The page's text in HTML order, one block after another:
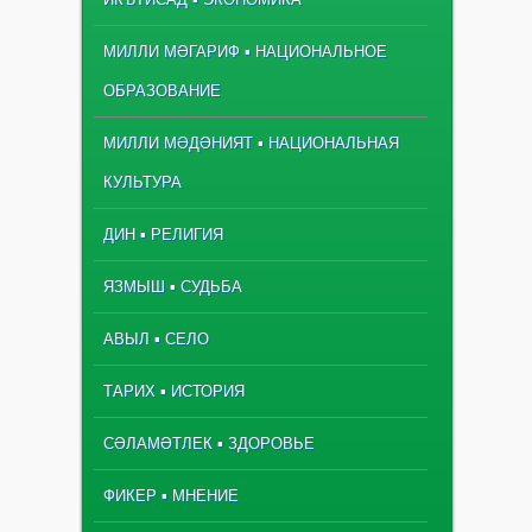
МИЛЛИ МӘГАРИФ ▪ НАЦИОНАЛЬНОЕ
ОБРАЗОВАНИЕ
МИЛЛИ МӘДӘНИЯТ ▪ НАЦИОНАЛЬНАЯ
КУЛЬТУРА
ДИН ▪ РЕЛИГИЯ
ЯЗМЫШ ▪ СУДЬБА
АВЫЛ ▪ СЕЛО
ТАРИХ ▪ ИСТОРИЯ
СӘЛАМӘТЛЕК ▪ ЗДОРОВЬЕ
ФИКЕР ▪ МНЕНИЕ